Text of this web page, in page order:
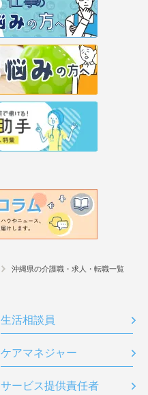
沖縄県の介護職・求人・転職一覧
生活相談員
ケアマネジャー
サービス提供責任者